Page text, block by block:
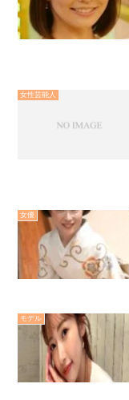
女性芸能人
女優
モデル